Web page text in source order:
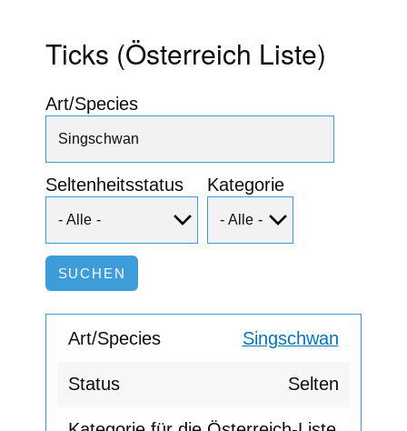
Ticks (Österreich Liste)
Art/Species
Seltenheitsstatus Kategorie
Singschwan
Selten